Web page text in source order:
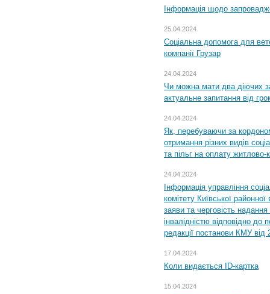
Інформація щодо
25.04.2024
Соціальна допомога для
компанії Грузар
24.04.2024
Чи можна мати два діючих
актуальне запитання від
24.04.2024
Як, перебуваючи за
отримання різних видів
та пільг на оплату
24.04.2024
Інформація управління
комітету Київської
заяви та черговість надання
інвалідністю відповідно
редакції постанови КМУ
17.04.2024
Коли видається ID-картка
15.04.2024